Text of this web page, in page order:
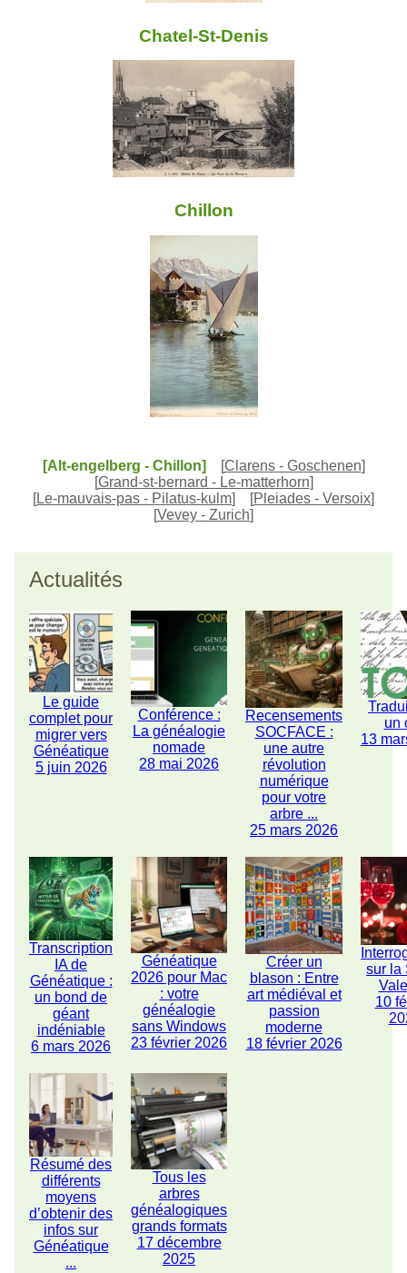
Chatel-St-Denis
Chillon
[Alt-engelberg - Chillon] [Clarens - Goschenen]
[Grand-st-bernard - Le-matterhorn]
[Le-mauvais-pas - Pilatus-kulm] [Pleiades - Versoix]
[Vevey - Zurich]
Actualités
Le guide
complet pour
migrer vers
Généatique
5 juin 2026
Conférence :
La généalogie
nomade
28 mai 2026
Recensements
SOCFACE :
une autre
révolution
numérique
pour votre
arbre ...
25 mars 2026
un
13
Transcription
IA de
Généatique :
un bond de
géant
indéniable
6 mars 2026
Généatique
2026 pour Mac
: votre
généalogie
sans Windows
23 février 2026
Créer un
blason : Entre
art médiéval et
passion
moderne
18 février 2026
sur la
10
Résumé des
différents
moyens
d’obtenir des
infos sur
Généatique
...
Tous les
arbres
généalogiques
grands formats
17 décembre
2025